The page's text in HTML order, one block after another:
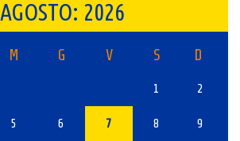
AGOSTO: 2026
M G V S D
1 2
5 6 7 8 9